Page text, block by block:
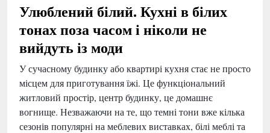
Улюблений білий. Кухні в білих
тонах поза часом і ніколи не
вийдуть із моди
У сучасному будинку або квартирі кухня стає не просто
місцем для приготування їжі. Це функціональний
житловий простір, центр будинку, це домашнє
вогнище. Незважаючи на те, що темні тони вже кілька
сезонів популярні на меблевих виставках, білі меблі та